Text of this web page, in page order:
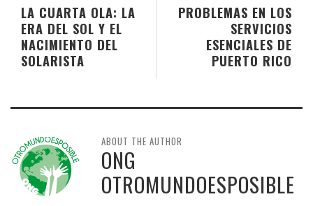
PROBLEMAS EN LOS
SERVICIOS
ESENCIALES DE
PUERTO RICO
LA CUARTA OLA: LA
ERA DEL SOL Y EL
NACIMIENTO DEL
SOLARISTA
ABOUT THE AUTHOR
ONG
OTROMUNDOESPOSIBLE